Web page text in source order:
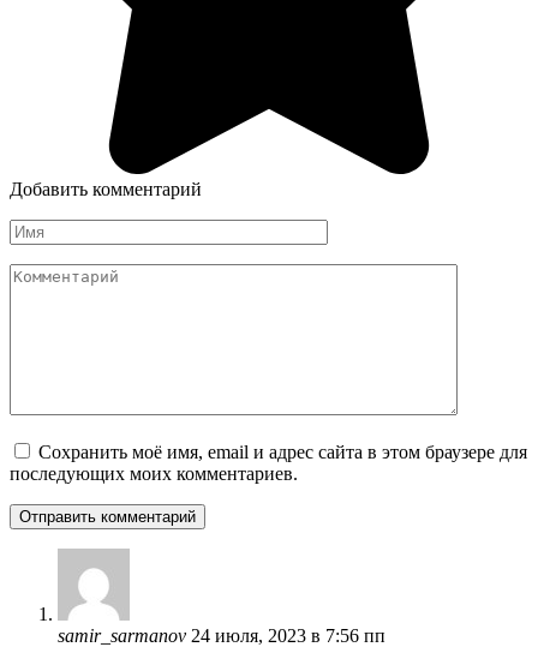
Добавить комментарий
Имя
Комментарий
Сохранить моё имя, email и адрес сайта в этом браузере для
последующих моих комментариев.
samir_sarmanov 24 июля, 2023 в 7:56 пп